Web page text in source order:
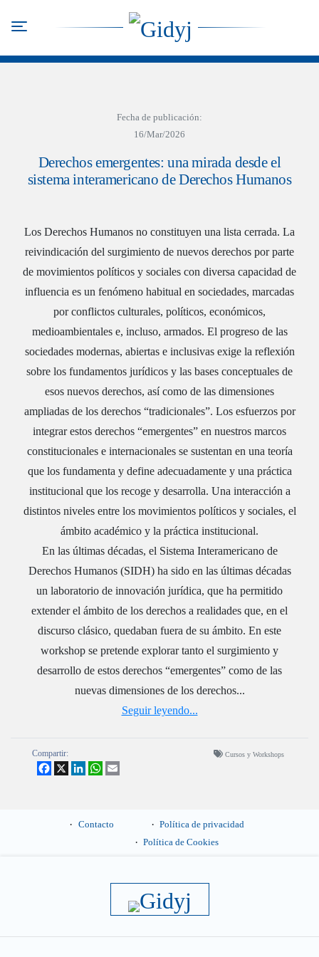
principal
Fecha de publicación:
16/Mar/2026
Derechos emergentes: una mirada desde el
sistema interamericano de Derechos Humanos
Los Derechos Humanos no constituyen una lista cerrada. La
reivindicación del surgimiento de nuevos derechos por parte
de movimientos políticos y sociales con diversa capacidad de
influencia es un fenómeno habitual en sociedades, marcadas
por conflictos culturales, políticos, económicos,
medioambientales e, incluso, armados. El progreso de las
sociedades modernas, abiertas e inclusivas exige la reflexión
sobre los fundamentos jurídicos y las bases conceptuales de
esos nuevos derechos, así como de las dimensiones
ampliadas de los derechos “tradicionales”. Los esfuerzos por
integrar estos derechos “emergentes” en nuestros marcos
constitucionales e internacionales se sustentan en una teoría
que los fundamenta y define adecuadamente y una práctica
institucional que los recoge y desarrolla. Una interacción a
distintos niveles entre los movimientos políticos y sociales, el
ámbito académico y la práctica institucional.
En las últimas décadas, el Sistema Interamericano de
Derechos Humanos (SIDH) ha sido en las últimas décadas
un laboratorio de innovación jurídica, que ha permitido
extender el ámbito de los derechos a realidades que, en el
discurso clásico, quedaban fuera de su ámbito. En este
workshop se pretende explorar tanto el surgimiento y
desarrollo de estos derechos “emergentes” como de las
nuevas dimensiones de los derechos...
Seguir leyendo...
Compartir:
Facebook
X LinkedInWhatsApp
Cursos y Workshops
Contacto
Política de privacidad
Política de Cookies